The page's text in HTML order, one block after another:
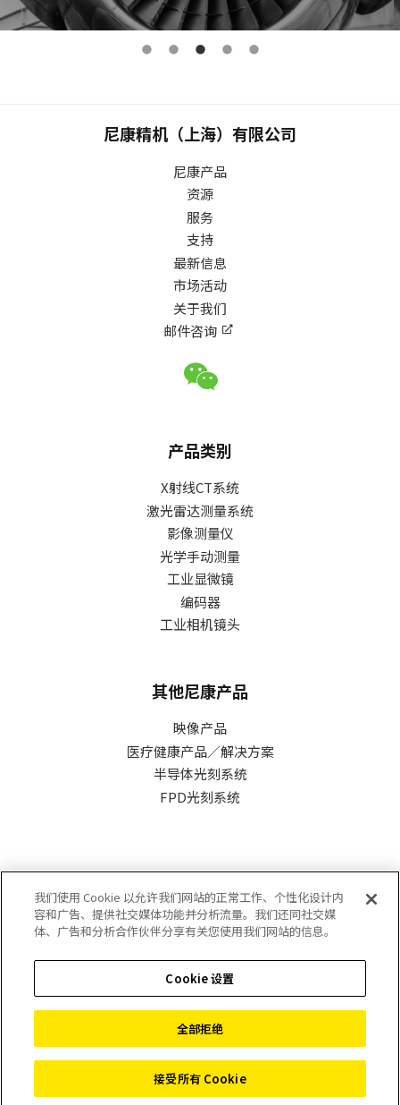
尼康精机（上海）有限公司
尼康产品
资源
服务
支持
最新信息
市场活动
关于我们
邮件咨询
产品类别
X射线CT系统
激光雷达测量系统
影像测量仪
光学手动测量
工业显微镜
编码器
工业相机镜头
其他尼康产品
映像产品
医疗健康产品／解决方案
半导体光刻系统
FPD光刻系统
尼康精机（上海）有限公司
隐私政策
使用条款
©2026 Nikon Precision (Shanghai) Co., Ltd.
我们使用 Cookie 以允许我们网站的正常工作、个性化设计内
容和广告、提供社交媒体功能并分析流量。我们还同社交媒
体、广告和分析合作伙伴分享有关您使用我们网站的信息。
Cookie 设置
全部拒绝
接受所有 Cookie